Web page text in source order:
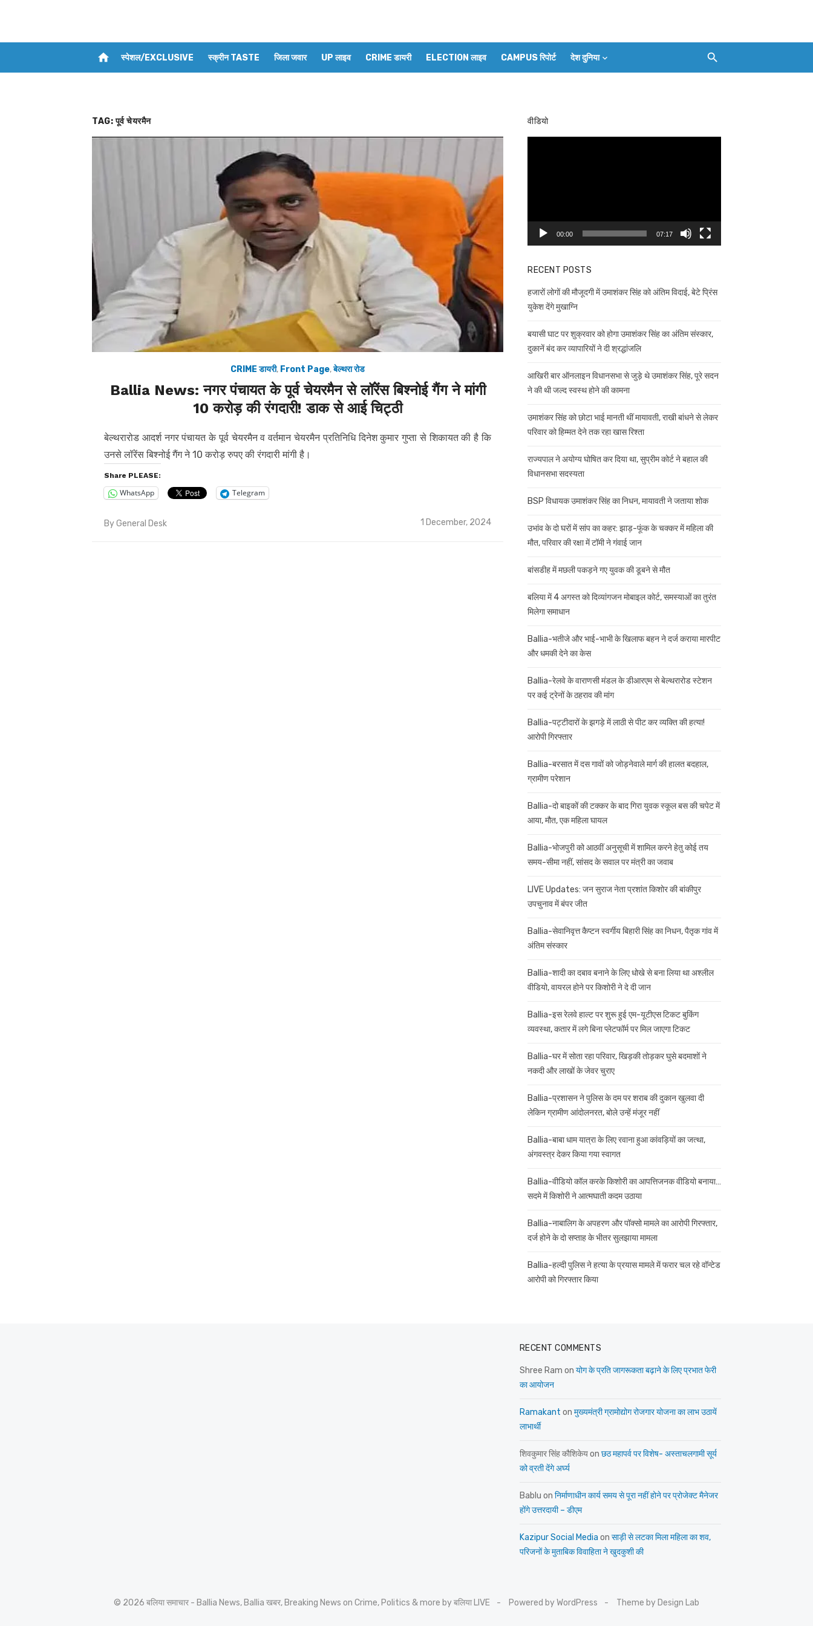
home स्पेशल/EXCLUSIVE स्क्रीन TASTE जिला जवार UP लाइव CRIME डायरी ELECTION लाइव CAMPUS रिपोर्ट देश दुनिया
TAG:पूर्व चेयरमैन
CRIME डायरी, Front Page,बेल्थरा रोड
Ballia News: नगर पंचायत के पूर्व चेयरमैन से लॉरेंस बिश्नोई गैंग ने मांगी
10 करोड़ की रंगदारी! डाक से आई चिट्ठी
बेल्थरारोड आदर्श नगर पंचायत के पूर्व चेयरमैन व वर्तमान चेयरमैन प्रतिनिधि दिनेश कुमार गुप्ता से शिकायत की है कि
उनसे लॉरेंस बिश्नोई गैंग ने 10 करोड़ रुपए की रंगदारी मांगी है।
Share PLEASE:
WhatsApp Telegram
ByGeneral Desk
Posted
1 December, 2024
वीडियो
00:00 07:17
RECENT POSTS
हजारों लोगों की मौजूदगी में उमाशंकर सिंह को अंतिम विदाई, बेटे प्रिंस
युकेश देंगे मुखाग्नि
बयासी घाट पर शुक्रवार को होगा उमाशंकर सिंह का अंतिम संस्कार,
दुकानें बंद कर व्यापारियों ने दी श्रद्धांजलि
आखिरी बार ऑनलाइन विधानसभा से जुड़े थे उमाशंकर सिंह, पूरे सदन
ने की थी जल्द स्वस्थ होने की कामना
उमाशंकर सिंह को छोटा भाई मानती थीं मायावती, राखी बांधने से लेकर
परिवार को हिम्मत देने तक रहा खास रिश्ता
राज्यपाल ने अयोग्य घोषित कर दिया था, सुप्रीम कोर्ट ने बहाल की
विधानसभा सदस्यता
BSP विधायक उमाशंकर सिंह का निधन, मायावती ने जताया शोक
उभांव के दो घरों में सांप का कहर: झाड़-फूंक के चक्कर में महिला की
मौत, परिवार की रक्षा में टॉमी ने गंवाई जान
बांसडीह में मछली पकड़ने गए युवक की डूबने से मौत
बलिया में 4 अगस्त को दिव्यांगजन मोबाइल कोर्ट, समस्याओं का तुरंत
मिलेगा समाधान
Ballia-भतीजे और भाई-भाभी के खिलाफ बहन ने दर्ज कराया मारपीट
और धमकी देने का केस
Ballia-रेलवे के वाराणसी मंडल के डीआरएम से बेल्थरारोड स्टेशन
पर कई ट्रेनों के ठहराव की मांग
Ballia-पट्टीदारों के झगड़े में लाठी से पीट कर व्यक्ति की हत्या!
आरोपी गिरफ्तार
Ballia-बरसात में दस गावों को जोड़नेवाले मार्ग की हालत बदहाल,
ग्रामीण परेशान
Ballia-दो बाइकों की टक्कर के बाद गिरा युवक स्कूल बस की चपेट में
आया, मौत, एक महिला घायल
Ballia-भोजपुरी को आठवीं अनुसूची में शामिल करने हेतु कोई तय
समय-सीमा नहीं, सांसद के सवाल पर मंत्री का जवाब
LIVE Updates: जन सुराज नेता प्रशांत किशोर की बांकीपुर
उपचुनाव में बंपर जीत
Ballia-सेवानिवृत्त कैप्टन स्वर्गीय बिहारी सिंह का निधन, पैतृक गांव में
अंतिम संस्कार
Ballia-शादी का दबाव बनाने के लिए धोखे से बना लिया था अश्लील
वीडियो, वायरल होने पर किशोरी ने दे दी जान
Ballia-इस रेलवे हाल्ट पर शुरू हुई एम-यूटीएस टिकट बुकिंग
व्यवस्था, कतार में लगे बिना प्लेटफॉर्म पर मिल जाएगा टिकट
Ballia-घर में सोता रहा परिवार, खिड़की तोड़कर घुसे बदमाशों ने
नकदी और लाखों के जेवर चुराए
Ballia-प्रशासन ने पुलिस के दम पर शराब की दुकान खुलवा दी
लेकिन ग्रामीण आंदोलनरत, बोले उन्हें मंजूर नहीं
Ballia-बाबा धाम यात्रा के लिए रवाना हुआ कांवड़ियों का जत्था,
अंगवस्त्र देकर किया गया स्वागत
Ballia-वीडियो कॉल करके किशोरी का आपत्तिजनक वीडियो बनाया…
सदमे में किशोरी ने आत्मघाती कदम उठाया
Ballia-नाबालिग के अपहरण और पॉक्सो मामले का आरोपी गिरफ्तार,
दर्ज होने के दो सप्ताह के भीतर सुलझाया मामला
Ballia-हल्दी पुलिस ने हत्या के प्रयास मामले में फरार चल रहे वॉन्टेड
आरोपी को गिरफ्तार किया
RECENT COMMENTS
Shree Ram on योग के प्रति जागरूकता बढ़ाने के लिए प्रभात फेरी
का आयोजन
Ramakant on मुख्यमंत्री ग्रामोद्योग रोजगार योजना का लाभ उठायें
लाभार्थी
शिवकुमार सिंह कौशिकेयon छठ महापर्व पर विशेष- अस्ताचलगामी सूर्य
को व्रती देंगे अर्घ्य
Bablu on निर्माणाधीन कार्य समय से पूरा नहीं होने पर प्रोजेक्ट मैनेजर
होंगे उत्तरदायी – डीएम
Kazipur Social Media on साड़ी से लटका मिला महिला का शव,
परिजनों के मुताबिक विवाहिता ने खुदकुशी की
© 2026 बलिया समाचार - Ballia News, Ballia खबर, Breaking News on Crime, Politics & more by बलिया LIVE Powered by WordPress Theme by Design Lab